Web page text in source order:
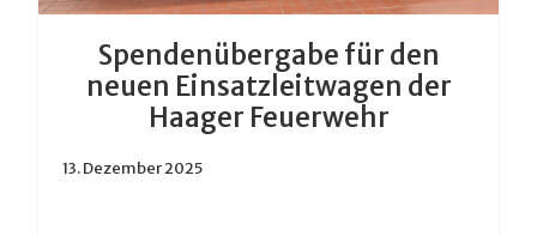
Spendenübergabe für den
neuen Einsatzleitwagen der
Haager Feuerwehr
13. Dezember 2025